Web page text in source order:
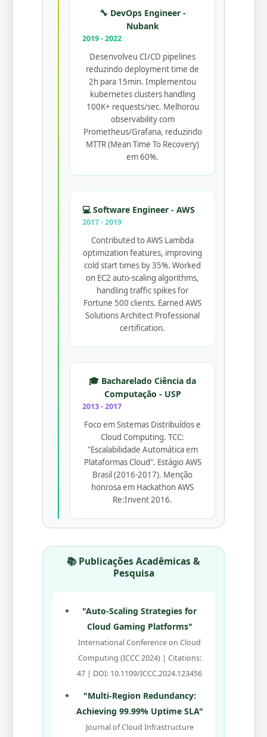
🔧 DevOps Engineer -
Nubank
2019 - 2022
Desenvolveu CI/CD pipelines
reduzindo deployment time de
2h para 15min. Implementou
kubernetes clusters handling
100K+ requests/sec. Melhorou
observability com
Prometheus/Grafana, reduzindo
MTTR (Mean Time To Recovery)
em 60%.
💻 Software Engineer - AWS
2017 - 2019
Contributed to AWS Lambda
optimization features, improving
cold start times by 35%. Worked
on EC2 auto-scaling algorithms,
handling traffic spikes for
Fortune 500 clients. Earned AWS
Solutions Architect Professional
certification.
🎓 Bacharelado Ciência da
Computação - USP
2013 - 2017
Foco em Sistemas Distribuídos e
Cloud Computing. TCC:
"Escalabilidade Automática em
Plataformas Cloud". Estágio AWS
Brasil (2016-2017). Menção
honrosa em Hackathon AWS
Re:Invent 2016.
📚 Publicações Acadêmicas &
Pesquisa
"Auto-Scaling Strategies for
Cloud Gaming Platforms"
International Conference on Cloud
Computing (ICCC 2024) | Citations:
47 | DOI: 10.1109/ICCC.2024.123456
"Multi-Region Redundancy:
Achieving 99.99% Uptime SLA"
Journal of Cloud Infrastructure